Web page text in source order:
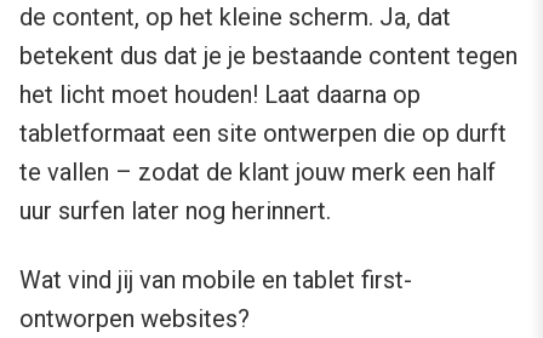
de content, op het kleine scherm. Ja, dat
betekent dus dat je je bestaande content tegen
het licht moet houden! Laat daarna op
tabletformaat een site ontwerpen die op durft
te vallen – zodat de klant jouw merk een half
uur surfen later nog herinnert.
Wat vind jij van mobile en tablet first-
ontworpen websites?